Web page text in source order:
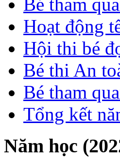
Bé tham
Hoạt động
Hội thi bé
Bé thi An
Bé tham
Tổng kết
Năm học